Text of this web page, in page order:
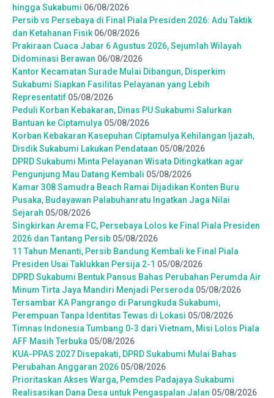
hingga Sukabumi 06/08/2026
Persib vs Persebaya di Final Piala Presiden 2026: Adu Taktik
dan Ketahanan Fisik 06/08/2026
Prakiraan Cuaca Jabar 6 Agustus 2026, Sejumlah Wilayah
Didominasi Berawan 06/08/2026
Kantor Kecamatan Surade Mulai Dibangun, Disperkim
Sukabumi Siapkan Fasilitas Pelayanan yang Lebih
Representatif 05/08/2026
Peduli Korban Kebakaran, Dinas PU Sukabumi Salurkan
Bantuan ke Ciptamulya 05/08/2026
Korban Kebakaran Kasepuhan Ciptamulya Kehilangan Ijazah,
Disdik Sukabumi Lakukan Pendataan 05/08/2026
DPRD Sukabumi Minta Pelayanan Wisata Ditingkatkan agar
Pengunjung Mau Datang Kembali 05/08/2026
Kamar 308 Samudra Beach Ramai Dijadikan Konten Buru
Pusaka, Budayawan Palabuhanratu Ingatkan Jaga Nilai
Sejarah 05/08/2026
Singkirkan Arema FC, Persebaya Lolos ke Final Piala Presiden
2026 dan Tantang Persib 05/08/2026
11 Tahun Menanti, Persib Bandung Kembali ke Final Piala
Presiden Usai Taklukkan Persija 2-1 05/08/2026
DPRD Sukabumi Bentuk Pansus Bahas Perubahan Perumda Air
Minum Tirta Jaya Mandiri Menjadi Perseroda 05/08/2026
Tersambar KA Pangrango di Parungkuda Sukabumi,
Perempuan Tanpa Identitas Tewas di Lokasi 05/08/2026
Timnas Indonesia Tumbang 0-3 dari Vietnam, Misi Lolos Piala
AFF Masih Terbuka 05/08/2026
KUA-PPAS 2027 Disepakati, DPRD Sukabumi Mulai Bahas
Perubahan Anggaran 2026 05/08/2026
Prioritaskan Akses Warga, Pemdes Padajaya Sukabumi
Realisasikan Dana Desa untuk Pengaspalan Jalan 05/08/2026